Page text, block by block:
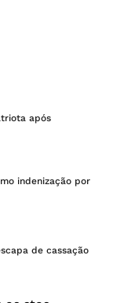
após
indenização por
de cassação